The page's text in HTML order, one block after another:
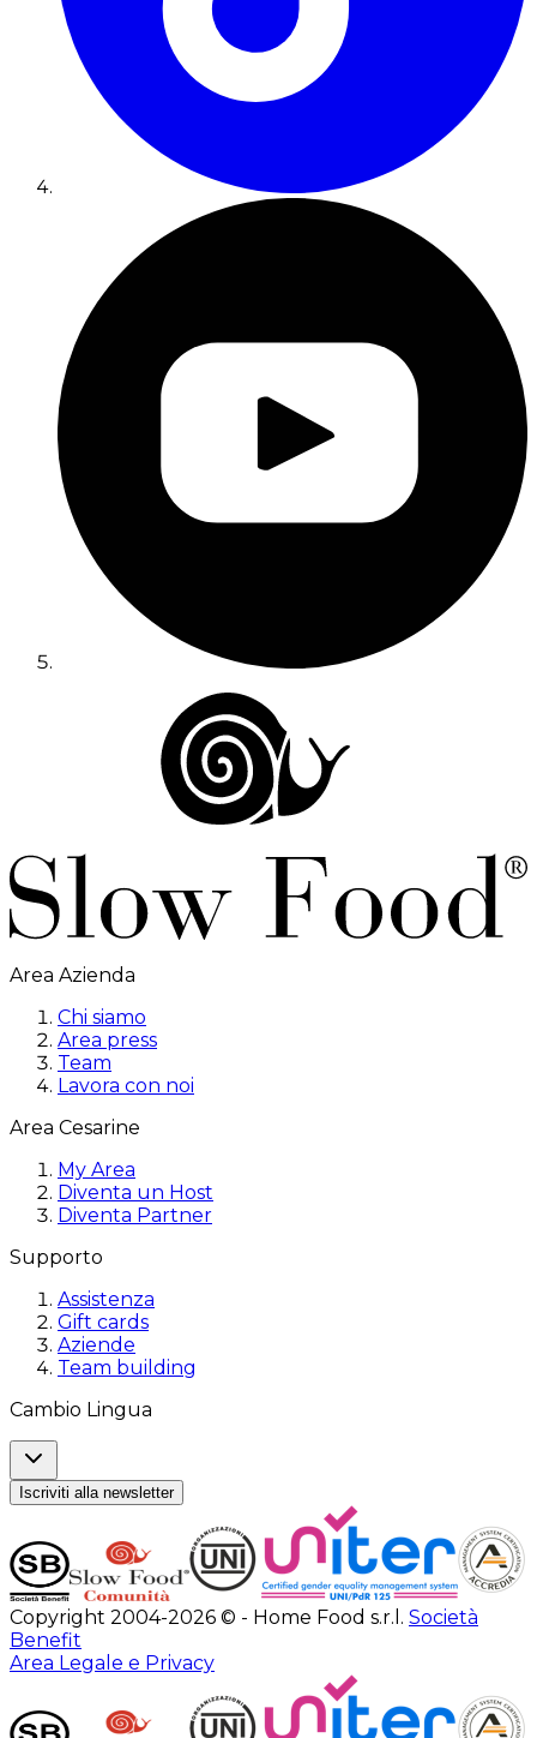
Area Azienda
Chi siamo
Area press
Team
Lavora con noi
Area Cesarine
My Area
Diventa un Host
Diventa Partner
Supporto
Assistenza
Gift cards
Aziende
Team building
Cambio Lingua
Iscriviti alla newsletter
Copyright 2004-2026 © - Home Food s.r.l. Società
Benefit
Area Legale e Privacy